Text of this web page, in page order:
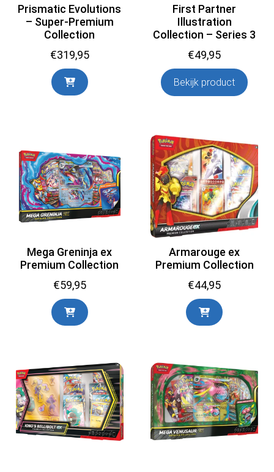
Prismatic Evolutions
– Super-Premium
Collection
€319,95
First Partner
Illustration
Collection – Series 3
€49,95
Bekijk product
Mega Greninja ex
Premium Collection
€59,95
Armarouge ex
Premium Collection
€44,95